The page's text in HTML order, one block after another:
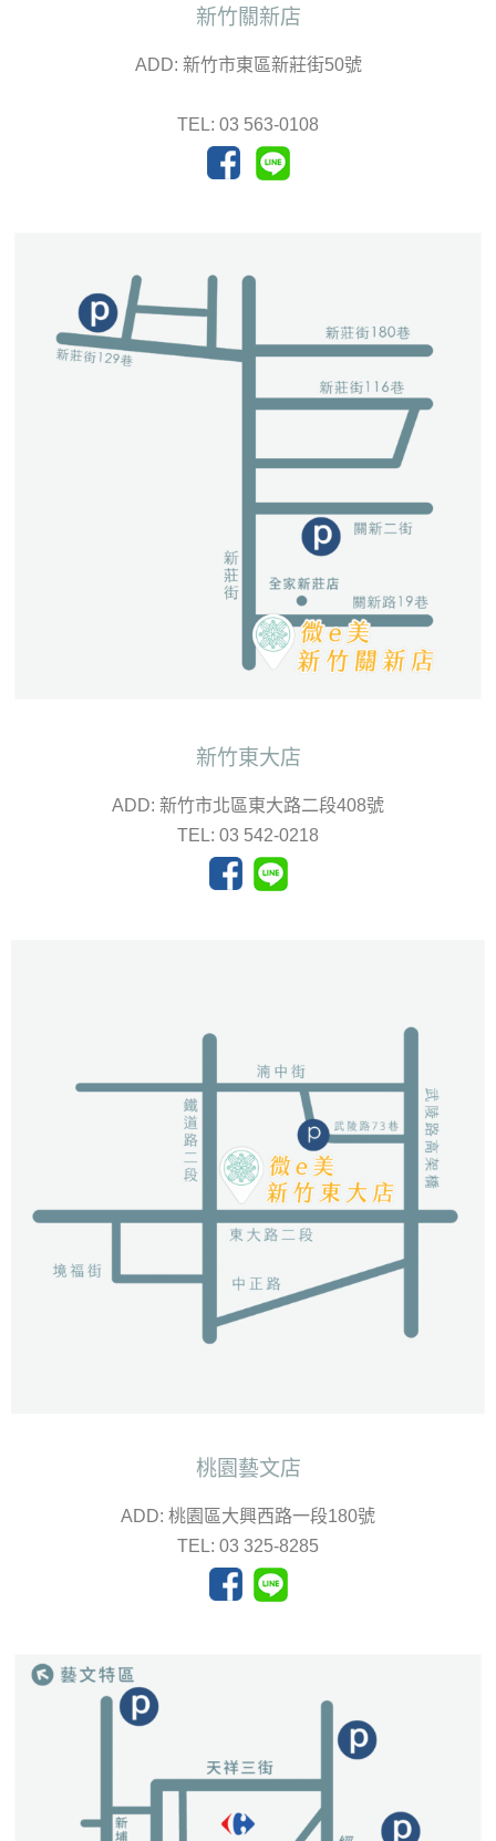
新竹關新店
ADD: 新竹市東區新莊街50號
TEL: 03 563-0108
新竹東大店
ADD: 新竹市北區東大路二段408號
TEL: 03 542-0218
桃園藝文店
ADD: 桃園區大興西路一段180號
TEL: 03 325-8285